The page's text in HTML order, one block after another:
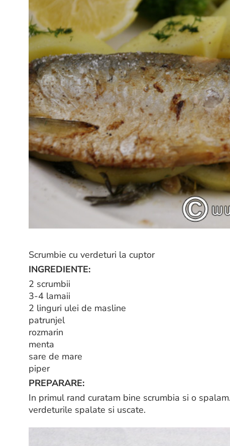
Scrumbie cu verdeturi la cuptor
INGREDIENTE:
2 scrumbii
3-4 lamaii
2 linguri ulei de masline
patrunjel
rozmarin
menta
sare de mare
piper
PREPARARE:
In primul rand curatam bine scrumbia si o
verdeturile spalate si uscate.